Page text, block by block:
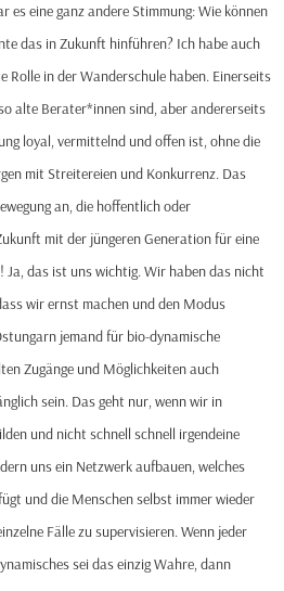
es eine ganz andere Stimmung: Wie können
das in Zukunft hinführen? Ich habe auch
Rolle in der Wanderschule haben. Einerseits
alte Berater*innen sind, aber andererseits
loyal, vermittelnd und offen ist, ohne die
mit Streitereien und Konkurrenz. Das
an, die hoffentlich oder
mit der jüngeren Generation für eine
das ist uns wichtig. Wir haben das nicht
wir ernst machen und den Modus
jemand für bio-dynamische
Zugänge und Möglichkeiten auch
sein. Das geht nur, wenn wir in
und nicht schnell schnell irgendeine
uns ein Netzwerk aufbauen, welches
und die Menschen selbst immer wieder
Fälle zu supervisieren. Wenn jeder
sei das einzig Wahre, dann